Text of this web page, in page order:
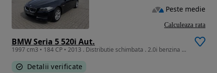
BMW Seria 5 520i Aut.
1997 cm3 • 184 CP • 2013 . Distributie schimbata . 2.0i benzina . 184cp . Tapiterie piele
Detalii verificate
Peste medie
Calculeaza rata